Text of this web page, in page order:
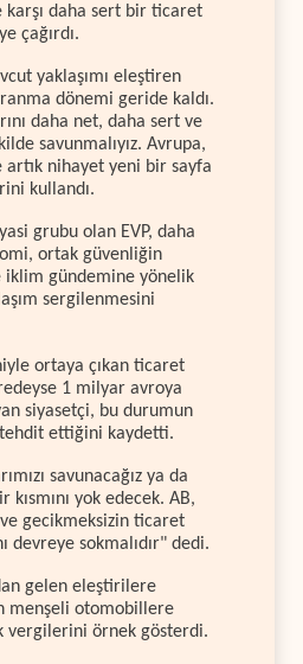
karşı daha sert bir ticaret
çağırdı.
yaklaşımı eleştiren
dönemi geride kaldı.
daha net, daha sert ve
savunmalıyız. Avrupa,
nihayet yeni bir sayfa
kullandı.
grubu olan EVP, daha
ortak güvenliğin
gündemine yönelik
sergilenmesini
ortaya çıkan ticaret
1 milyar avroya
siyasetçi, bu durumun
ettiğini kaydetti.
savunacağız ya da
yok edecek. AB,
gecikmeksizin ticaret
devreye sokmalıdır" dedi.
gelen eleştirilere
menşeli otomobillere
vergilerini örnek gösterdi.